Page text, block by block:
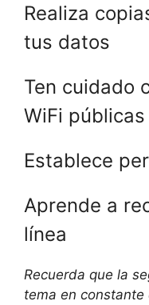
Realiza
tus datos
Ten cuidado
WiFi públicas
Establece
Aprende a
línea
Recuerda que la
tema en constante